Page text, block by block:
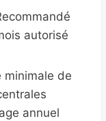
autorisé
minimale de
annuel